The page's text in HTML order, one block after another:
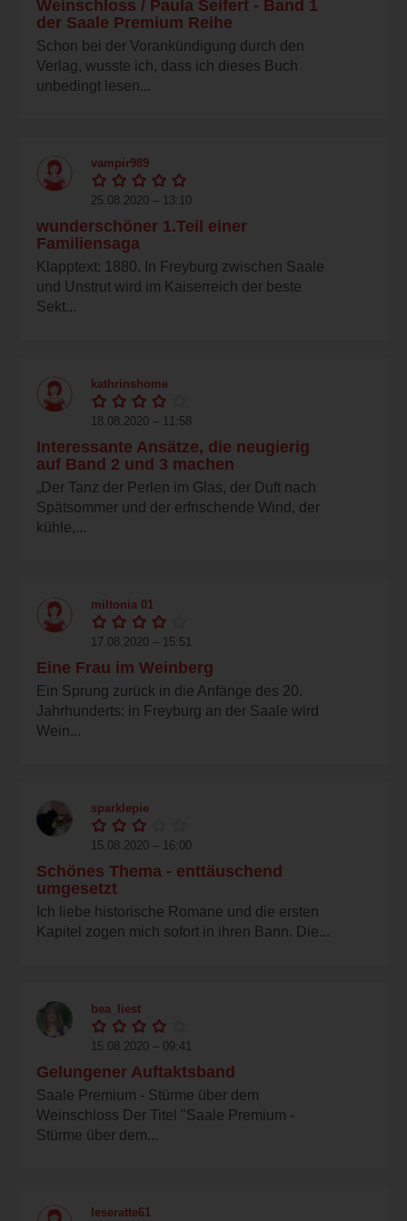
Weinschloss / Paula Seifert - Band 1
der Saale Premium Reihe
Schon bei der Vorankündigung durch den
Verlag, wusste ich, dass ich dieses Buch
unbedingt lesen...
vampir989
25.08.2020 – 13:10
wunderschöner 1.Teil einer
Familiensaga
Klapptext: 1880. In Freyburg zwischen Saale
und Unstrut wird im Kaiserreich der beste
Sekt...
kathrinshome
18.08.2020 – 11:58
Interessante Ansätze, die neugierig
auf Band 2 und 3 machen
„Der Tanz der Perlen im Glas, der Duft nach
Spätsommer und der erfrischende Wind, der
kühle,...
miltonia 01
17.08.2020 – 15:51
Eine Frau im Weinberg
Ein Sprung zurück in die Anfänge des 20.
Jahrhunderts: in Freyburg an der Saale wird
Wein...
sparklepie
15.08.2020 – 16:00
Schönes Thema - enttäuschend
umgesetzt
Ich liebe historische Romane und die ersten
Kapitel zogen mich sofort in ihren Bann. Die...
bea_liest
15.08.2020 – 09:41
Gelungener Auftaktsband
Saale Premium - Stürme über dem
Weinschloss Der Titel "Saale Premium -
Stürme über dem...
leseratte61